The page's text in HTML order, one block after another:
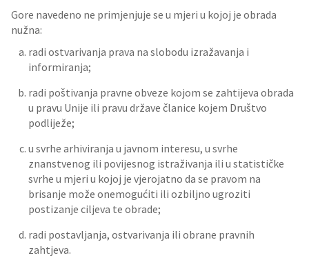
Gore navedeno ne primjenjuje se u mjeri u kojoj je obrada
nužna:
radi ostvarivanja prava na slobodu izražavanja i
informiranja;
radi poštivanja pravne obveze kojom se zahtijeva obrada
u pravu Unije ili pravu države članice kojem Društvo
podliježe;
u svrhe arhiviranja u javnom interesu, u svrhe
znanstvenog ili povijesnog istraživanja ili u statističke
svrhe u mjeri u kojoj je vjerojatno da se pravom na
brisanje može onemogućiti ili ozbiljno ugroziti
postizanje ciljeva te obrade;
radi postavljanja, ostvarivanja ili obrane pravnih
zahtjeva.